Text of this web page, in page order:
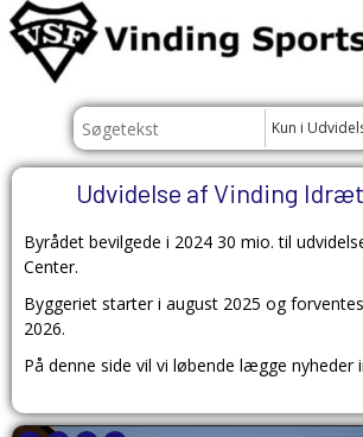
Kun i
Udvidelse af Vinding
Byrådet bevilgede i 2024 30 mio. til
Center.
Byggeriet starter i august 2025 og
2026.
På denne side vil vi løbende lægge nyheder